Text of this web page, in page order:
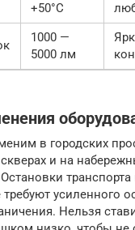
+50°C
1000 —
5000 лм
в городских
и на
усиленного
Нельзя